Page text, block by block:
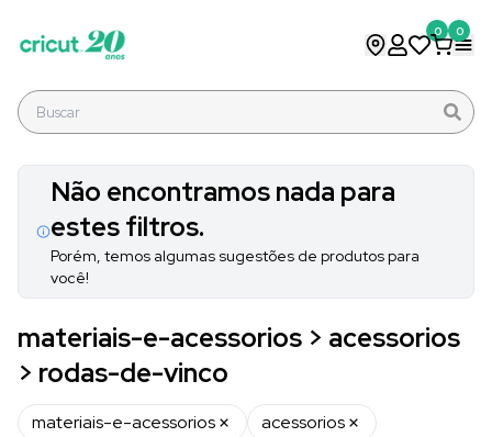
0 0
Não encontramos nada para
estes filtros.
Porém, temos algumas sugestões de produtos para
você!
materiais-e-acessorios > acessorios
> rodas-de-vinco
materiais-e-acessorios
acessorios